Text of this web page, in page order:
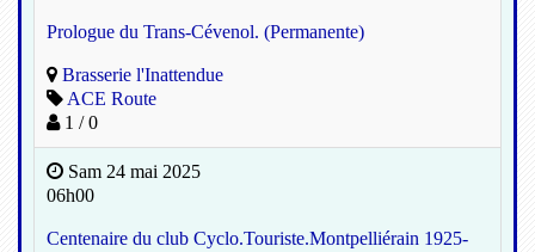
Prologue du Trans-Cévenol. (Permanente)
Brasserie l'Inattendue
ACE Route
1 / 0
Sam 24 mai 2025
06h00
Centenaire du club Cyclo.Touriste.Montpelliérain 1925-